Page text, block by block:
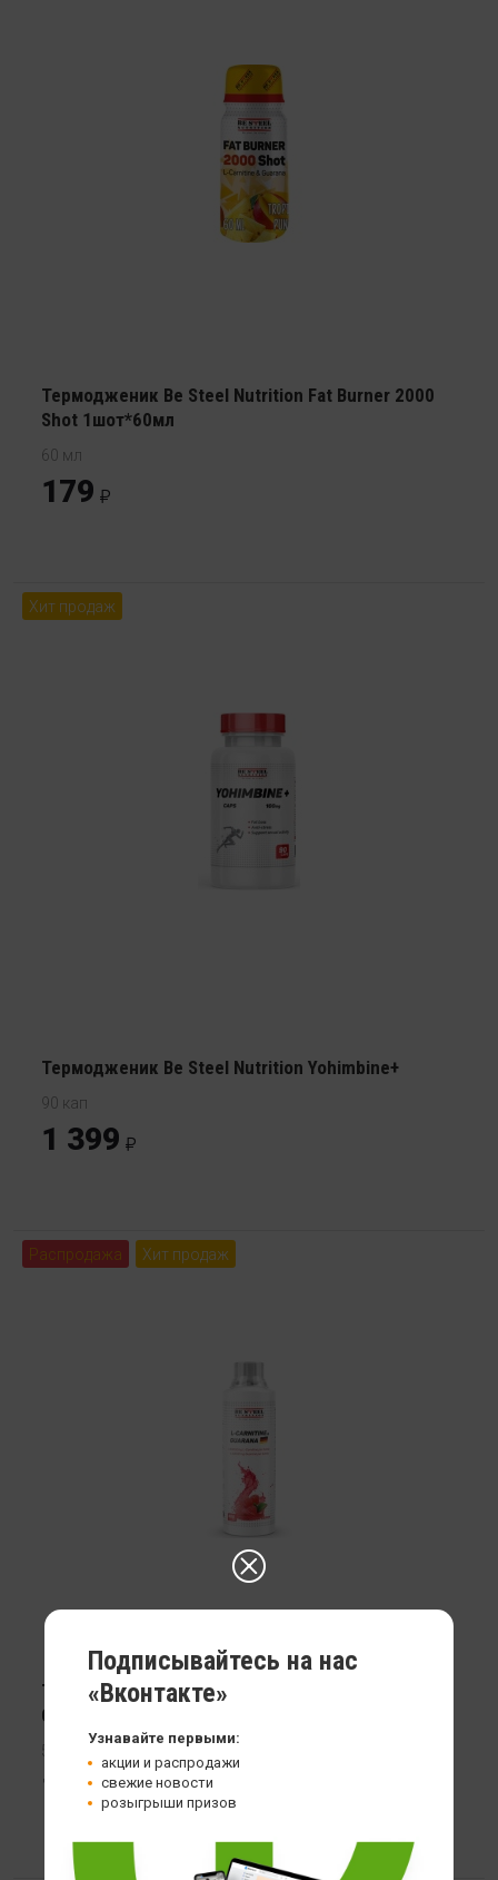
Термодженик Be Steel Nutrition Fat Burner 2000
Shot 1шот*60мл
60 мл
179
Хит продаж
Термодженик Be Steel Nutrition Yohimbine+
90 кап
1 399
Распродажа Хит продаж
Термодженик Be Steel Nutrition L-Carnitine &
Guarana
500 мл
1 899
Подписывайтесь на нас
«Вконтакте»
Узнавайте первыми:
акции и распродажи
свежие новости
розыгрыши призов